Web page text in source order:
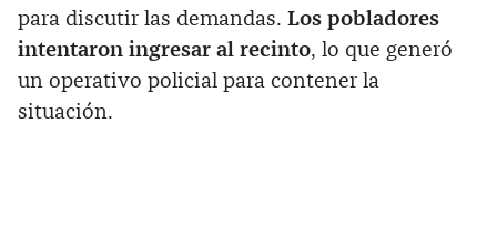
para discutir las demandas. Los pobladores
intentaron ingresar al recinto, lo que generó
un operativo policial para contener la
situación.